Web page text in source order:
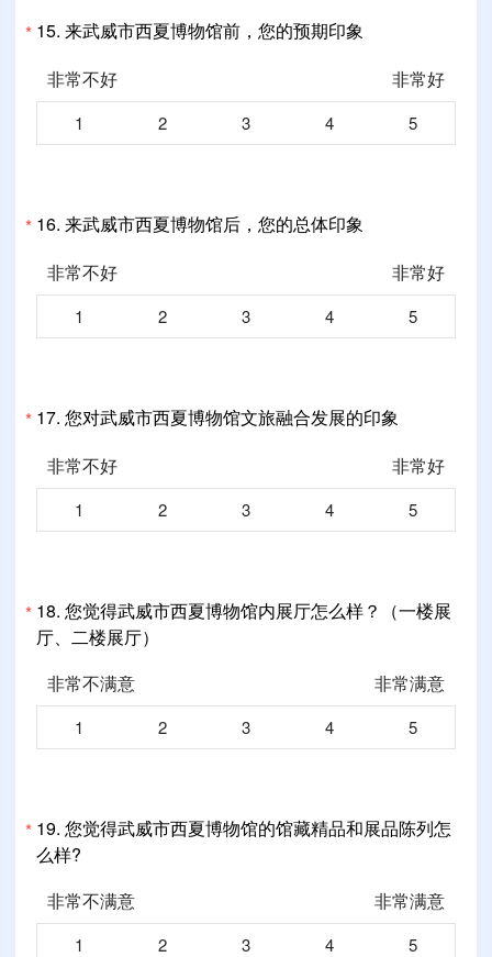
* 15. 来武威市西夏博物馆前，您的预期印象
非常不好
非常好
1 2 3 4 5
* 16. 来武威市西夏博物馆后，您的总体印象
非常不好
非常好
1 2 3 4 5
* 17. 您对武威市西夏博物馆文旅融合发展的印象
非常不好
非常好
1 2 3 4 5
* 18. 您觉得武威市西夏博物馆内展厅怎么样？（一楼展
厅、二楼展厅）
非常不满意
非常满意
1 2 3 4 5
* 19. 您觉得武威市西夏博物馆的馆藏精品和展品陈列怎
么样?
非常不满意
非常满意
1 2 3 4 5